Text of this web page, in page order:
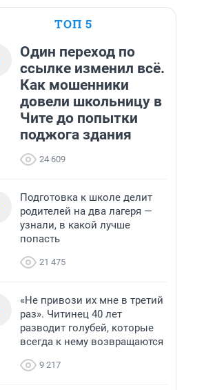
ТОП 5
Один переход по
ссылке изменил всё.
Как мошенники
довели школьницу в
Чите до попытки
поджога здания
24 609
Подготовка к школе делит
родителей на два лагеря —
узнали, в какой лучше
попасть
21 475
«Не привози их мне в третий
раз». Читинец 40 лет
разводит голубей, которые
всегда к нему возвращаются
9 217